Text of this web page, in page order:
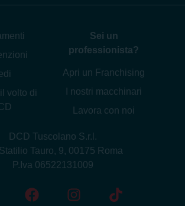
DCD Tuscolano S.r.l.
Tauro, 9, 00175 Roma
P.Iva 06522131009
volto di
Sei un
professionista?
Apri un Franchising
I nostri macchinari
Lavora con noi